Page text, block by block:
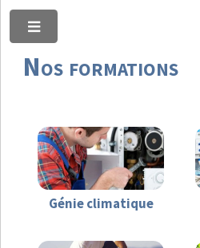
Nos formations
Génie climatique